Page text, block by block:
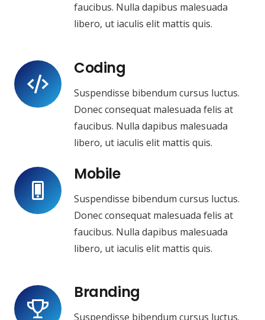
faucibus. Nulla dapibus malesuada
libero, ut iaculis elit mattis quis.
Coding
Suspendisse bibendum cursus luctus.
Donec consequat malesuada felis at
faucibus. Nulla dapibus malesuada
libero, ut iaculis elit mattis quis.
Mobile
Suspendisse bibendum cursus luctus.
Donec consequat malesuada felis at
faucibus. Nulla dapibus malesuada
libero, ut iaculis elit mattis quis.
Branding
Suspendisse bibendum cursus luctus.